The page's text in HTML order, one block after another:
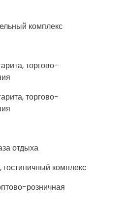
комплекс
торгово-
торгово-
отдыха
комплекс
розничная